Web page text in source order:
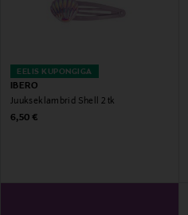
EELIS KUPONGIGA
IBERO
Juukseklambrid Shell 2 tk
Original Price
6,50 €